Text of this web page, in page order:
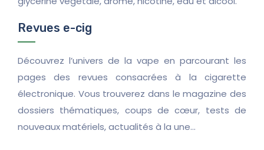
Revues e-cig
Découvrez l’univers de la vape en parcourant les
pages des revues consacrées à la cigarette
électronique. Vous trouverez dans le magazine des
dossiers thématiques, coups de cœur, tests de
nouveaux matériels, actualités à la une…